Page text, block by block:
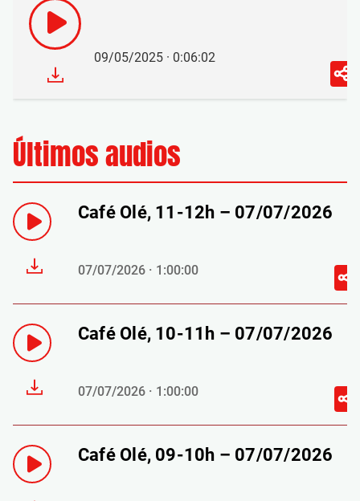
09/05/2025 · 0:06:02
Últimos audios
Café Olé, 11-12h – 07/07/2026
07/07/2026 · 1:00:00
Café Olé, 10-11h – 07/07/2026
07/07/2026 · 1:00:00
Café Olé, 09-10h – 07/07/2026